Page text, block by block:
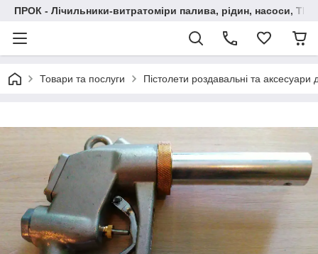
ПРОК - Лічильники-витратоміри палива, рідин, насоси,
Товари та послуги Пістолети роздавальні та аксесуари